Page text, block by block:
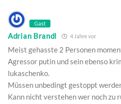
Gast
Adrian Brandl 4 Jahre vor
Meist gehasste 2 Personen
Agressor putin und sein ebenso
lukaschenko.
Müssen unbedingt gestoppt
Kann nicht verstehen wer noch zu